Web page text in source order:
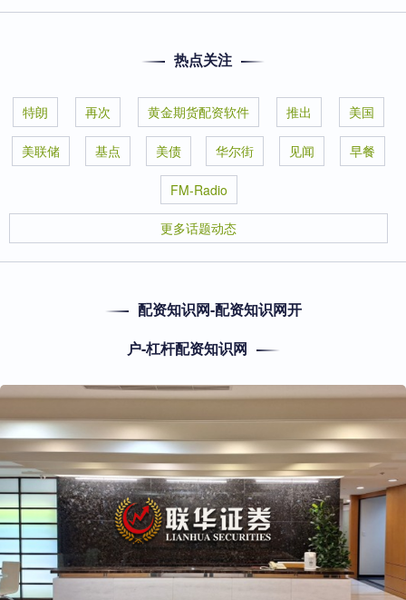
热点关注
特朗 再次 黄金期货配资软件 推出 美国
美联储 基点 美债 华尔街 见闻 早餐
FM-Radio
更多话题动态
配资知识网-配资知识网开
户-杠杆配资知识网